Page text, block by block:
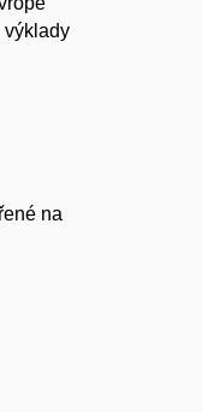
výklady
na